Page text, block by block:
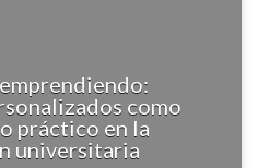
como
práctico en la
universitaria